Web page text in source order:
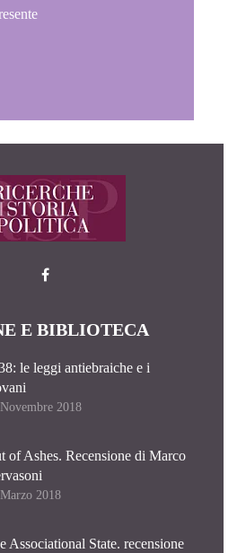
E BIBLIOTECA
le leggi antiebraiche e i
2018
of Ashes. Recensione di Marco
2018
Associational State. recensione